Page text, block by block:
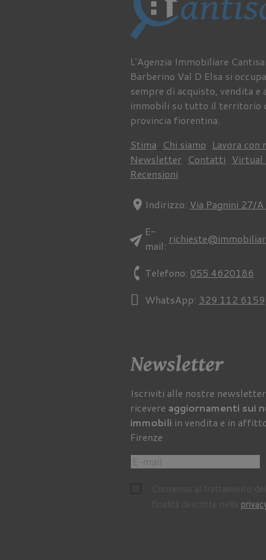
L'Agenzia Immobiliare
Barberino Val D Elsa si
sempre di acquisto, vendita
immobili su tutto il territorio
provincia fiorentina.
Stima Chi siamo Lavora con
Newsletter Contatti Virtual
Recensioni
location_on Indirizzo: Via Pagnini 27/A
sendE-
mail:
phoneTelefono: 055 4620186
WhatsApp: 329 112 6159
Newsletter
Iscriviti alle nostre
ricevere aggiornamenti sui
immobili in vendita e in
Firenze